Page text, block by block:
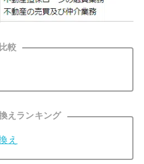
較
えランキング
え